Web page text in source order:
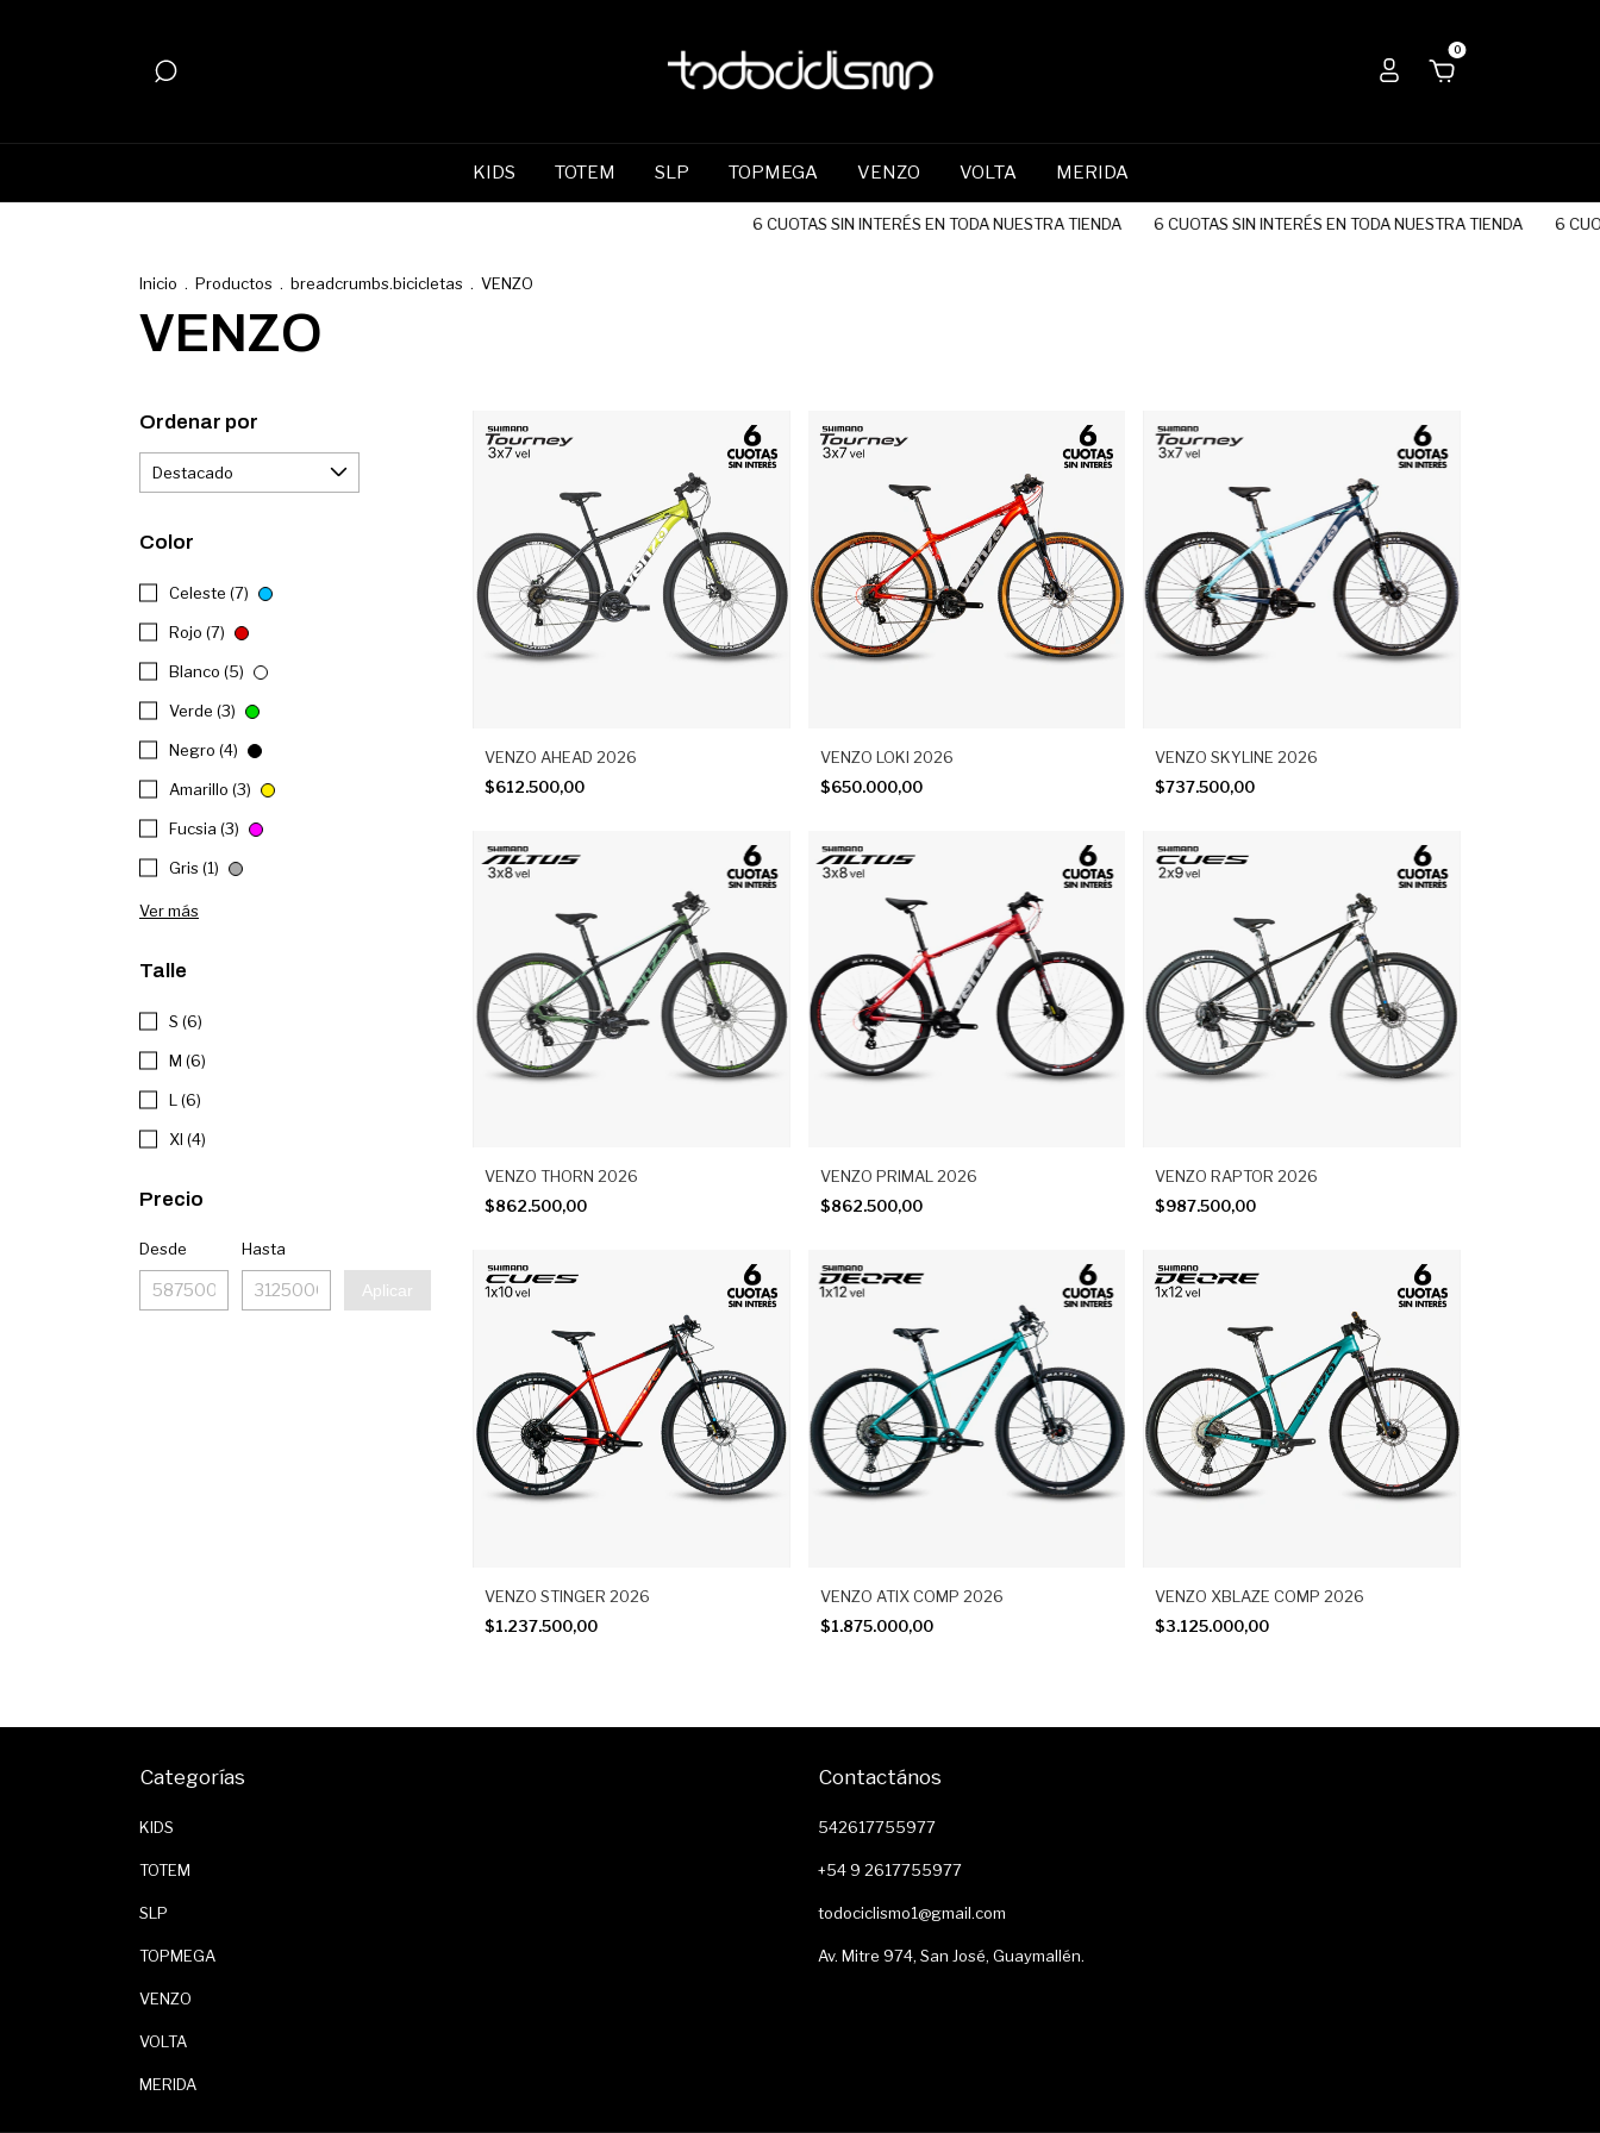
0
KIDS TOTEM SLP TOPMEGA VENZO VOLTA MERIDA
6 CUOTAS SIN INTERÉS EN TODA NUESTRA TIENDA 6 CUOTAS SIN INTERÉS EN TODA NUESTRA TIENDA 6
Inicio . Productos . breadcrumbs.bicicletas . VENZO
VENZO
Ordenar por
Color
Celeste (7)
Rojo (7)
Blanco (5)
Verde (3)
Negro (4)
Amarillo (3)
Fucsia (3)
Gris (1)
Ver más
Talle
S (6)
M (6)
L (6)
Xl (4)
Precio
Desde Hasta
Aplicar
VENZO AHEAD 2026
$612.500,00
VENZO LOKI 2026
$650.000,00
VENZO SKYLINE 2026
$737.500,00
VENZO THORN 2026
$862.500,00
VENZO PRIMAL 2026
$862.500,00
VENZO RAPTOR 2026
$987.500,00
VENZO STINGER 2026
$1.237.500,00
VENZO ATIX COMP 2026
$1.875.000,00
VENZO XBLAZE COMP 2026
$3.125.000,00
Categorías
KIDS
TOTEM
SLP
TOPMEGA
VENZO
VOLTA
MERIDA
Contactános
542617755977
+54 9 2617755977
todociclismo1@gmail.com
Av. Mitre 974, San José, Guaymallén.